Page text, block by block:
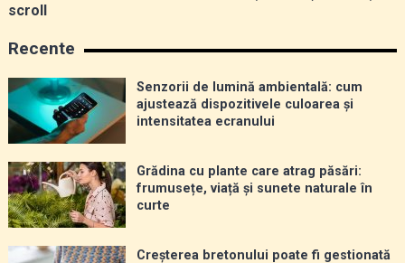
scroll
Recente
Senzorii de lumină ambientală: cum
ajustează dispozitivele culoarea și
intensitatea ecranului
Grădina cu plante care atrag păsări:
frumusețe, viață și sunete naturale în
curte
Creșterea bretonului poate fi gestionată